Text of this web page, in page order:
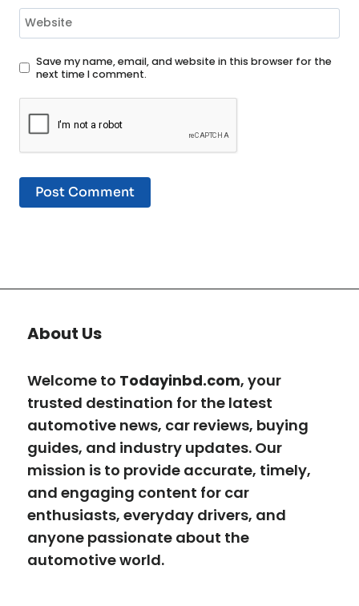
Website
Save my name, email, and website in this browser for the
next time I comment.
About Us
Welcome to Todayinbd.com, your
trusted destination for the latest
automotive news, car reviews, buying
guides, and industry updates. Our
mission is to provide accurate, timely,
and engaging content for car
enthusiasts, everyday drivers, and
anyone passionate about the
automotive world.